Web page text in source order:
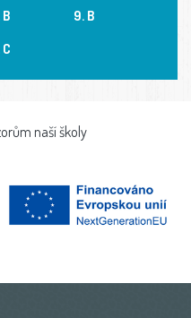
B 9. B
naší školy